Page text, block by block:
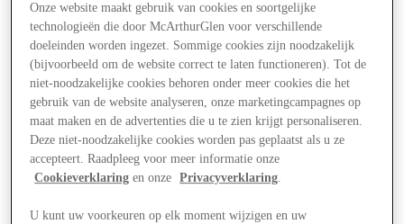
Onze website maakt gebruik van cookies en soortgelijke
technologieën die door McArthurGlen voor verschillende
doeleinden worden ingezet. Sommige cookies zijn noodzakelijk
(bijvoorbeeld om de website correct te laten functioneren). Tot de
niet-noodzakelijke cookies behoren onder meer cookies die het
gebruik van de website analyseren, onze marketingcampagnes op
maat maken en de advertenties die u te zien krijgt personaliseren.
Deze niet-noodzakelijke cookies worden pas geplaatst als u ze
accepteert. Raadpleeg voor meer informatie onze
Cookieverklaring en onze Privacyverklaring
U kunt uw voorkeuren op elk moment wijzigen en uw